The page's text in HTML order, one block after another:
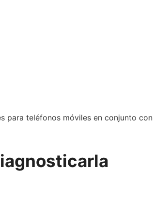
para teléfonos móviles en conjunto con